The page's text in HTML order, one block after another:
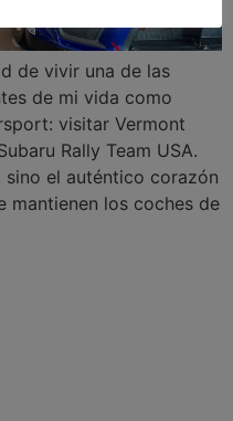
de vivir una de las
de mi vida como
visitar Vermont
Rally Team USA.
sino el auténtico corazón
mantienen los coches de